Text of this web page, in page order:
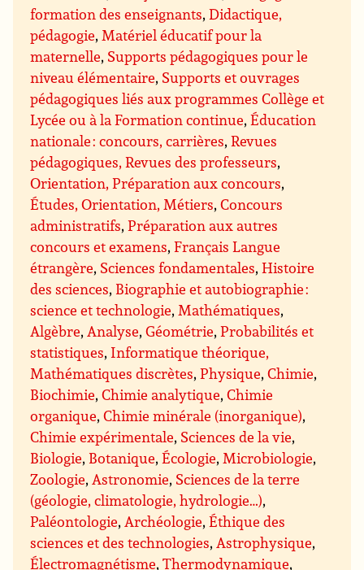
formation des enseignants,Didactique,
pédagogie, Matériel éducatif pour la
maternelle, Supports pédagogiques pour le
niveau élémentaire, Supports et ouvrages
pédagogiques liés aux programmes Collège et
Lycée ou à la Formation continue,Éducation
nationale : concours, carrières,Revues
pédagogiques, Revues des professeurs,
Orientation, Préparation aux concours,
Études, Orientation, Métiers,Concours
administratifs,Préparation aux autres
concours et examens,Français Langue
étrangère, Sciences fondamentales,Histoire
des sciences, Biographie et autobiographie :
science et technologie, Mathématiques,
Algèbre, Analyse,Géométrie,Probabilités et
statistiques, Informatique théorique,
Mathématiques discrètes,Physique,Chimie,
Biochimie,Chimie analytique,Chimie
organique,Chimie minérale (inorganique),
Chimie expérimentale, Sciences de la vie,
Biologie, Botanique,Écologie, Microbiologie,
Zoologie, Astronomie, Sciences de la terre
(géologie, climatologie, hydrologie…),
Paléontologie, Archéologie,Éthique des
sciences et des technologies, Astrophysique,
Électromagnétisme,Thermodynamique,